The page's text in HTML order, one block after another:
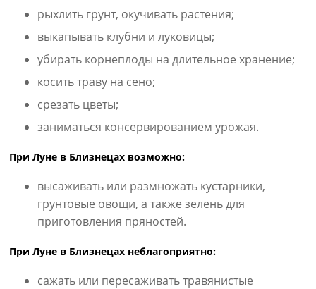
рыхлить грунт, окучивать растения;
выкапывать клубни и луковицы;
убирать корнеплоды на длительное хранение;
косить траву на сено;
срезать цветы;
заниматься консервированием урожая.
При Луне в Близнецах возможно:
высаживать или размножать кустарники,
грунтовые овощи, а также зелень для
приготовления пряностей.
При Луне в Близнецах неблагоприятно:
сажать или пересаживать травянистые